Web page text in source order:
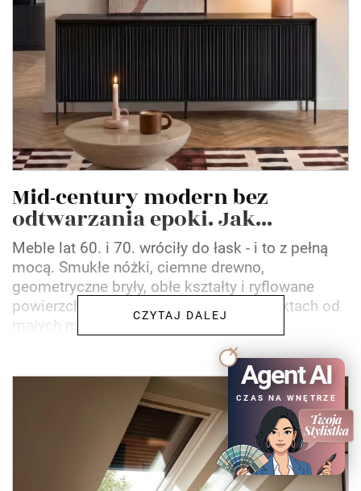
Mid-century modern bez
odtwarzania epoki. Jak...
Meble lat 60. i 70. wróciły do łask - i to z pełną
mocą. Smukłe nóżki, ciemne drewno,
geometryczne bryły, obłe kształty i ryflowane
powierzchnie pojawiają się dziś w projektach od
małych mieszkań po...
CZYTAJ DALEJ
Agent AI
CZAS NA WNĘTRZE